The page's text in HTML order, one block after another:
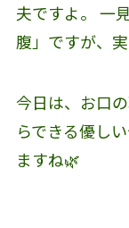
夫ですよ。 一
腹」ですが、
今日は、お口
らできる優し
ますね🌿